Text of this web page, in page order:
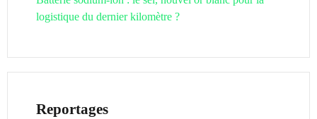
logistique du dernier kilomètre ?
Reportages